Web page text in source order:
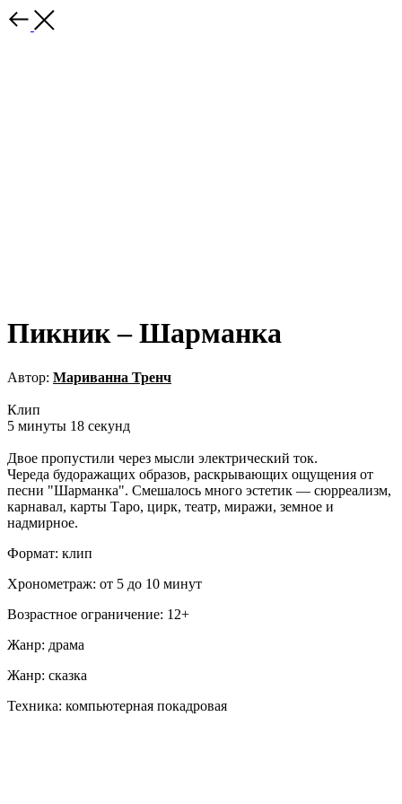
Пикник – Шарманка
Автор: Мариванна Тренч
Клип
5 минуты 18 секунд
Двое пропустили через мысли электрический ток.
Череда будоражащих образов, раскрывающих ощущения от
песни "Шарманка". Смешалось много эстетик — сюрреализм,
карнавал, карты Таро, цирк, театр, миражи, земное и
надмирное.
Формат: клип
Хронометраж: от 5 до 10 минут
Возрастное ограничение: 12+
Жанр: драма
Жанр: сказка
Техника: компьютерная покадровая